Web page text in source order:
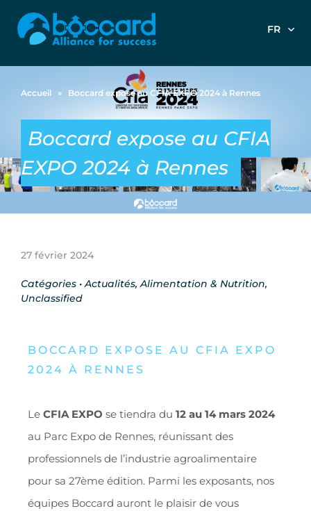
FR
Accueil » Boccard expose au CFIA EXPO 2024 à Rennes
Boccard expose au CFIA
EXPO 2024 à Rennes
27 février 2024
Catégories •Actualités,Alimentation & Nutrition,
Unclassified
BOCCARD EXPOSE AU
CFIA EXPO
2024 À RENNES
Le CFIA EXPO se tiendra du 12 au 14 mars 2024
au Parc Expo de Rennes, réunissant des
professionnels de l’industrie agroalimentaire
pour sa 27ème édition. Parmi les exposants, nos
équipes Boccard auront le plaisir de vous